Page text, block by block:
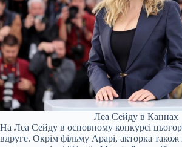
Леа Сейду в Каннах
На Леа Сейду в основному конкурсі
вдруге. Окрім фільму Арарі, акторка